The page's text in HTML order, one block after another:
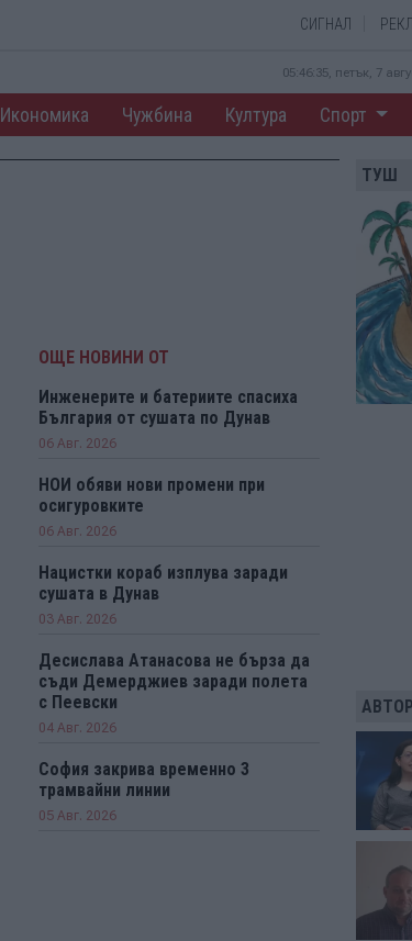
СИГНАЛ
05:46:36, петък, 7
Икономика Чужбина Култура Спорт
ОЩЕ НОВИНИ ОТ
Инженерите и батериите спасиха
България от сушата по Дунав
06 Авг. 2026
НОИ обяви нови промени при
осигуровките
06 Авг. 2026
Нацистки кораб изплува заради
сушата в Дунав
03 Авг. 2026
Десислава Атанасова не бърза да
съди Демерджиев заради полета
с Пеевски
04 Авг. 2026
София закрива временно 3
трамвайни линии
05 Авг. 2026
ТУШ